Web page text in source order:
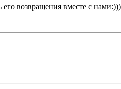
его возвращения вместе с нами:)))